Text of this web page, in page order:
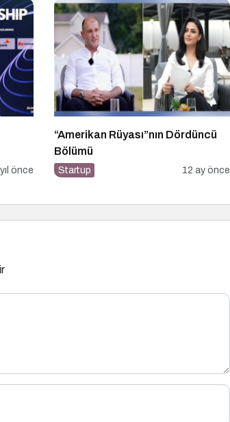
önce
“Amerikan Rüyası”nın Dördüncü
Bölümü
Startup 12 ay önce